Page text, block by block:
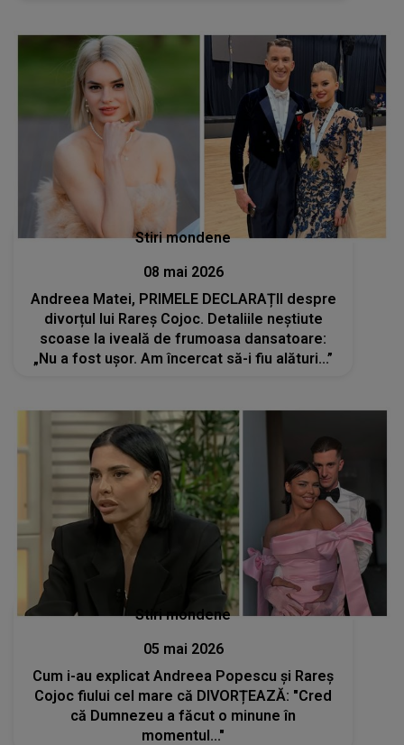
Stiri mondene
08 mai 2026
Andreea Matei, PRIMELE DECLARAȚII despre
divorțul lui Rareș Cojoc. Detaliile neștiute
scoase la iveală de frumoasa dansatoare:
„Nu a fost ușor. Am încercat să-i fiu alături...”
Stiri mondene
05 mai 2026
Cum i-au explicat Andreea Popescu și Rareș
Cojoc fiului cel mare că DIVORȚEAZĂ: "Cred
că Dumnezeu a făcut o minune în
momentul..."